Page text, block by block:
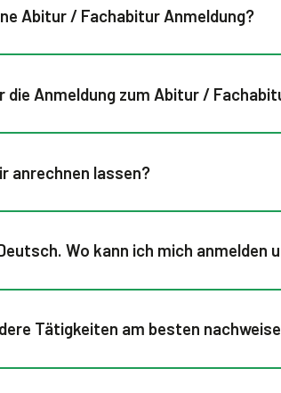
Abitur / Fachabitur Anmeldung?
Anmeldung zum Abitur /
anrechnen lassen?
Wo kann ich mich
Tätigkeiten am besten